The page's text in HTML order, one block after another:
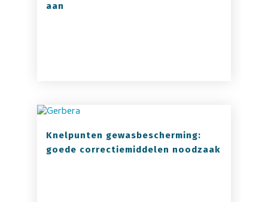
aan
Knelpunten gewasbescherming:
goede correctiemiddelen noodzaak